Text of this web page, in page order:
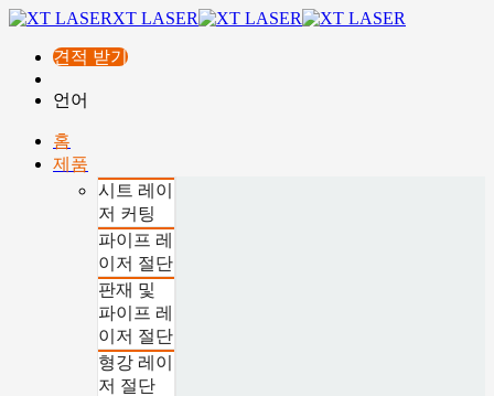
XT LASER
견적 받기
언어
홈
제품
시트 레이
저 커팅
파이프 레
이저 절단
판재 및
파이프 레
이저 절단
형강 레이
저 절단